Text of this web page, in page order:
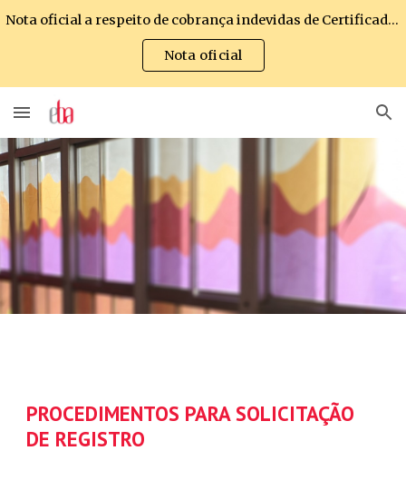
Nota oficial a respeito de cobrança indevidas de Certificados emitidos pela Escola de Belas Artes
Nota oficial
PROCEDIMENTOS PARA SOLICITAÇÃO
DE REGISTRO